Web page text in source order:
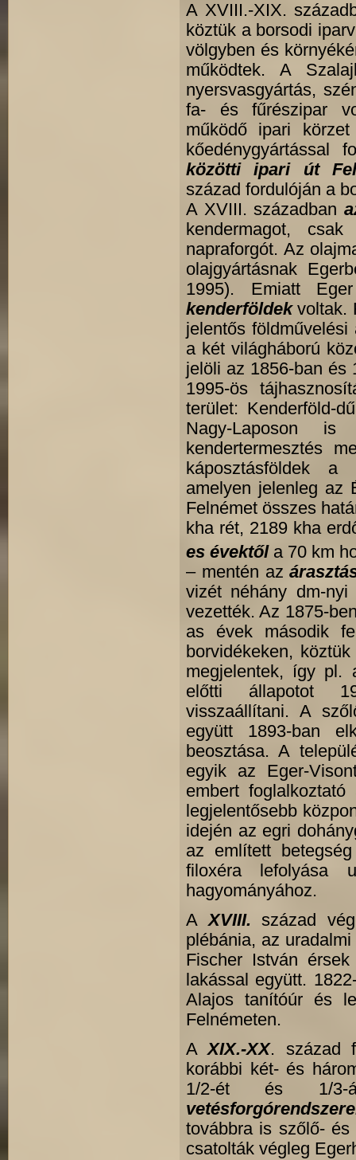
A XVIII.-XIX.
köztük a borsodi
völgyben és
működtek. A
nyersvasgyártás,
fa- és fűrészipar
működő ipari
kőedénygyártással
közötti ipari út
század fordulóján a
A XVIII. században
kendermagot,
napraforgót. Az
olajgyártásnak
1995). Emiatt
kenderföldekvoltak.
jelentős
a két világháború
jelöli az 1856-ban és
1995-ös
terület: Kenderföld-
Nagy-Laposon is
kendertermesztés
káposztásföldek a
amelyen jelenleg az
Felnémet összes
kha rét, 2189 kha
es évektőla 70 km
– mentén az
vizét néhány dm-
vezették. Az 1875-
as évek második
borvidékeken,
megjelentek, így pl.
előtti állapotot
visszaállítani. A
együtt 1893-ban
beosztása. A
egyik az Eger-
embert
legjelentősebb
idején az egri
az említett
filoxéra lefolyása
hagyományához.
AXVIII. század
plébánia, az
Fischer István
lakással együtt.
Alajos tanítóúr és
Felnémeten.
AXIX.-XX. század
korábbi két- és
1/2-ét és 1/3-
továbbra is szőlő- és
csatolták végleg